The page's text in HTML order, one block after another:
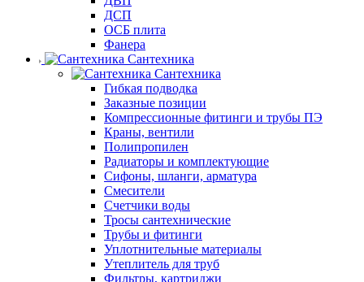
ДСП
ОСБ плита
Фанера
Сантехника
Сантехника
Гибкая подводка
Заказные позиции
Компрессионные фитинги и трубы ПЭ
Краны, вентили
Полипропилен
Радиаторы и комплектующие
Сифоны, шланги, арматура
Смесители
Счетчики воды
Тросы сантехнические
Трубы и фитинги
Уплотнительные материалы
Утеплитель для труб
Фильтры, картриджи